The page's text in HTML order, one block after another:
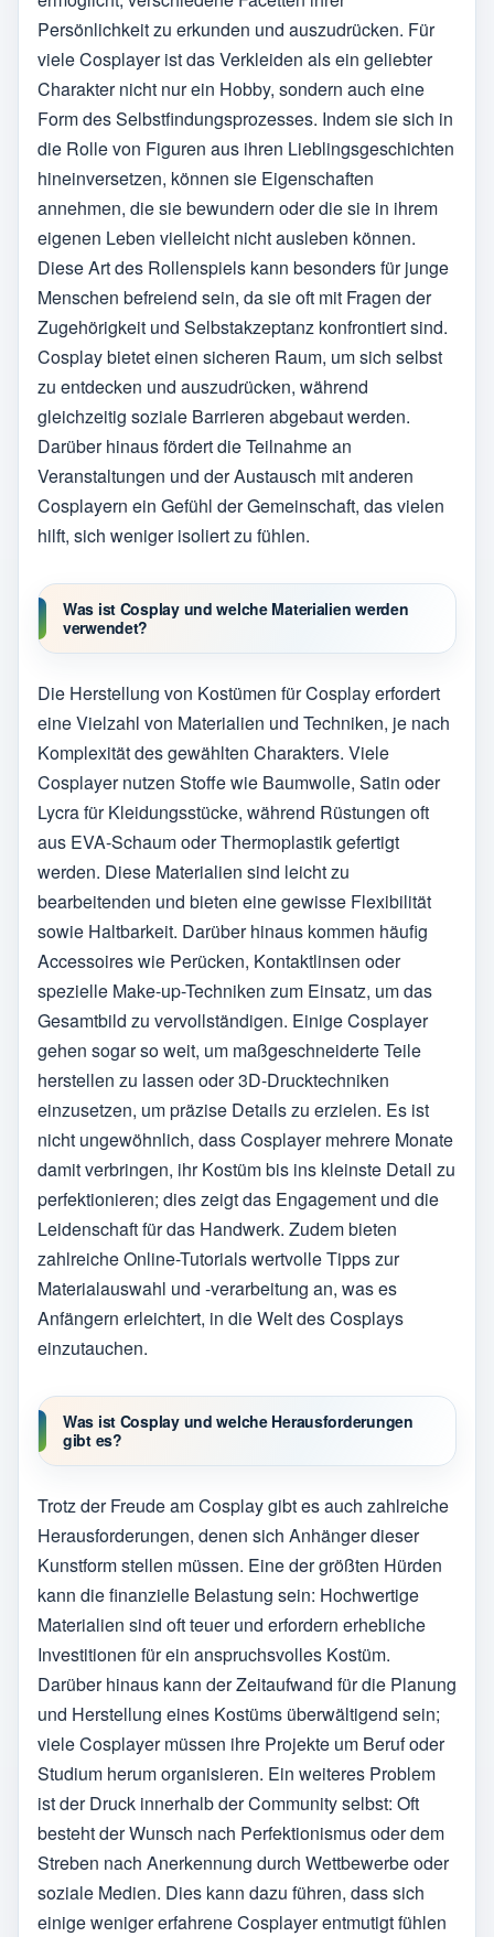
Persönlichkeit zu erkunden und auszudrücken. Für
viele Cosplayer ist das Verkleiden als ein geliebter
Charakter nicht nur ein Hobby, sondern auch eine
Form des Selbstfindungsprozesses. Indem sie sich in
die Rolle von Figuren aus ihren Lieblingsgeschichten
hineinversetzen, können sie Eigenschaften
annehmen, die sie bewundern oder die sie in ihrem
eigenen Leben vielleicht nicht ausleben können.
Diese Art des Rollenspiels kann besonders für junge
Menschen befreiend sein, da sie oft mit Fragen der
Zugehörigkeit und Selbstakzeptanz konfrontiert sind.
Cosplay bietet einen sicheren Raum, um sich selbst
zu entdecken und auszudrücken, während
gleichzeitig soziale Barrieren abgebaut werden.
Darüber hinaus fördert die Teilnahme an
Veranstaltungen und der Austausch mit anderen
Cosplayern ein Gefühl der Gemeinschaft, das vielen
hilft, sich weniger isoliert zu fühlen.
Was ist Cosplay und welche Materialien werden
verwendet?
Die Herstellung von Kostümen für Cosplay erfordert
eine Vielzahl von Materialien und Techniken, je nach
Komplexität des gewählten Charakters. Viele
Cosplayer nutzen Stoffe wie Baumwolle, Satin oder
Lycra für Kleidungsstücke, während Rüstungen oft
aus EVA-Schaum oder Thermoplastik gefertigt
werden. Diese Materialien sind leicht zu
bearbeitenden und bieten eine gewisse Flexibilität
sowie Haltbarkeit. Darüber hinaus kommen häufig
Accessoires wie Perücken, Kontaktlinsen oder
spezielle Make-up-Techniken zum Einsatz, um das
Gesamtbild zu vervollständigen. Einige Cosplayer
gehen sogar so weit, um maßgeschneiderte Teile
herstellen zu lassen oder 3D-Drucktechniken
einzusetzen, um präzise Details zu erzielen. Es ist
nicht ungewöhnlich, dass Cosplayer mehrere Monate
damit verbringen, ihr Kostüm bis ins kleinste Detail zu
perfektionieren; dies zeigt das Engagement und die
Leidenschaft für das Handwerk. Zudem bieten
zahlreiche Online-Tutorials wertvolle Tipps zur
Materialauswahl und -verarbeitung an, was es
Anfängern erleichtert, in die Welt des Cosplays
einzutauchen.
Was ist Cosplay und welche Herausforderungen
gibt es?
Trotz der Freude am Cosplay gibt es auch zahlreiche
Herausforderungen, denen sich Anhänger dieser
Kunstform stellen müssen. Eine der größten Hürden
kann die finanzielle Belastung sein: Hochwertige
Materialien sind oft teuer und erfordern erhebliche
Investitionen für ein anspruchsvolles Kostüm.
Darüber hinaus kann der Zeitaufwand für die Planung
und Herstellung eines Kostüms überwältigend sein;
viele Cosplayer müssen ihre Projekte um Beruf oder
Studium herum organisieren. Ein weiteres Problem
ist der Druck innerhalb der Community selbst: Oft
besteht der Wunsch nach Perfektionismus oder dem
Streben nach Anerkennung durch Wettbewerbe oder
soziale Medien. Dies kann dazu führen, dass sich
einige weniger erfahrene Cosplayer entmutigt fühlen